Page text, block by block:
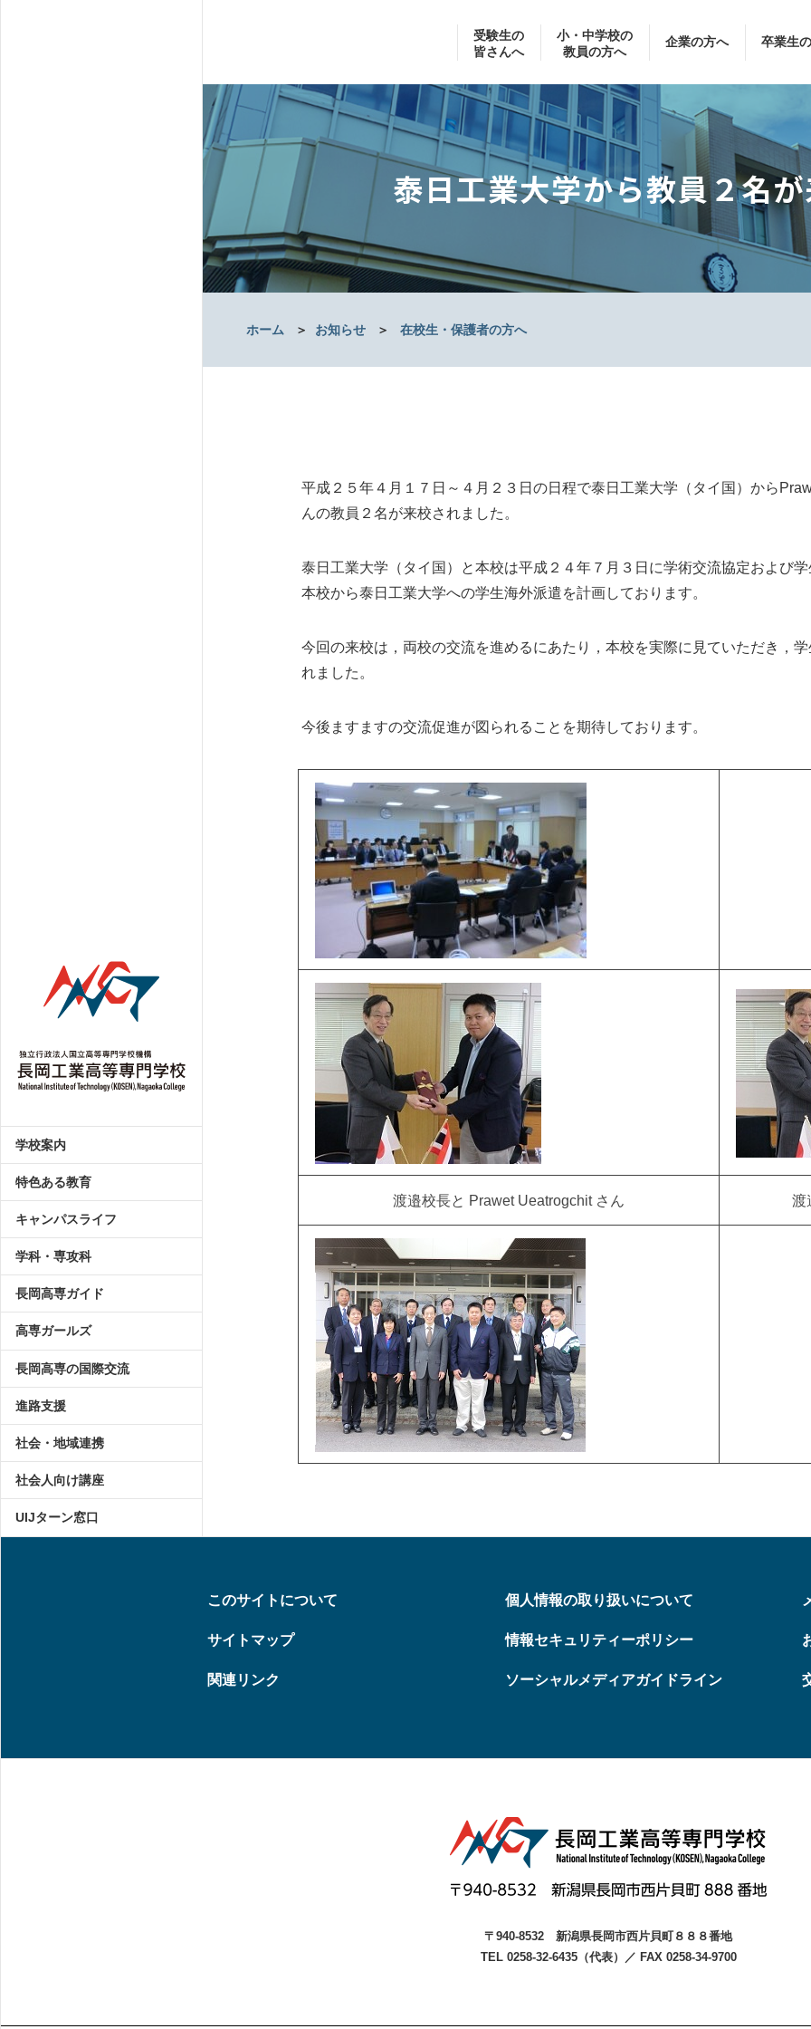
受験生の
皆さんへ
小・中学校の
教員の方へ
企業の方へ 卒業生
学校案内
特色ある教育
キャンパスライフ
学科・専攻科
長岡高専ガイド
高専ガールズ
長岡高専の国際交流
進路支援
社会・地域連携
社会人向け講座
UIJターン窓口
泰日工業大学から教員２名
ホーム ＞ お知らせ ＞ 在校生・保護者の方へ
平成２５年４月１７日～４月２３日の日程で泰日工業大学（タイ国）から
んの教員２名が来校されました。
泰日工業大学（タイ国）と本校は平成２４年７月３日に学術交流協定および
本校から泰日工業大学への学生海外派遣を計画しております。
今回の来校は，両校の交流を進めるにあたり，本校を実際に見ていただき，
れました。
今後ますますの交流促進が図られることを期待しております。
渡邉校長と Prawet Ueatrogchit さん 渡
このサイトについて
サイトマップ
関連リンク
個人情報の取り扱いについて
情報セキュリティーポリシー
ソーシャルメディアガイドライン
〒940-8532 新潟県長岡市西片貝町８８８番地
TEL 0258-32-6435（代表）
／ FAX 0258-34-9700